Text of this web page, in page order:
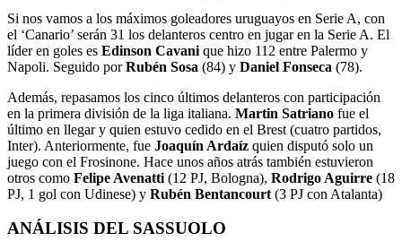
Si nos vamos a los máximos goleadores uruguayos en Serie A, con
el ‘Canario’ serán 31 los delanteros centro en jugar en la Serie A. El
líder en goles es Edinson Cavani que hizo 112 entre Palermo y
Napoli. Seguido porRubén Sosa (84) y Daniel Fonseca (78).
Además, repasamos los cinco últimos delanteros con participación
en la primera división de la liga italiana. Martin Satriano fue el
último en llegar y quien estuvo cedido en el Brest (cuatro partidos,
Inter). Anteriormente, fue Joaquín Ardaíz quien disputó solo un
juego con el Frosinone. Hace unos años atrás también estuvieron
otros como Felipe Avenatti (12 PJ, Bologna), Rodrigo Aguirre (18
PJ, 1 gol con Udinese) y Rubén Bentancourt (3 PJ con Atalanta)
ANÁLISIS DEL SASSUOLO